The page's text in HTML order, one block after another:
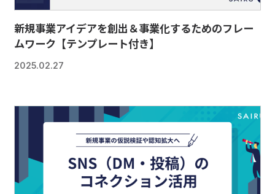
新規事業アイデアを創出＆事業化するためのフレー
ムワーク【テンプレート付き】
2025.02.27